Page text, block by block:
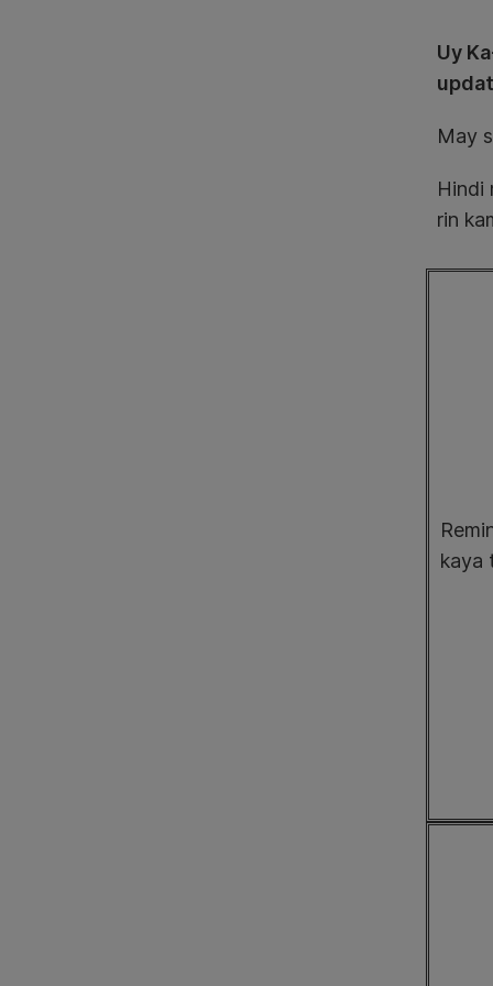
Uy
May
Hindi
rin
kaya